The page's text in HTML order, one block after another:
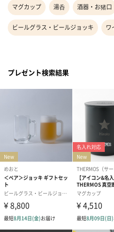
マグカップ 湯呑 酒器・お猪口
ビールグラス・ビールジョッキ ワ
プレゼント検索結果